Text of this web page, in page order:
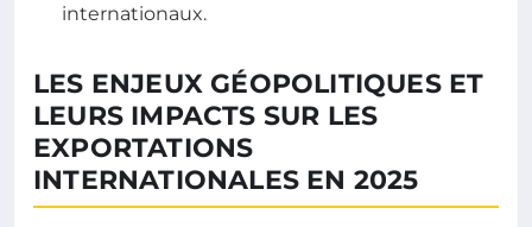
internationaux.
LES ENJEUX GÉOPOLITIQUES ET
LEURS IMPACTS SUR LES
EXPORTATIONS
INTERNATIONALES EN 2025